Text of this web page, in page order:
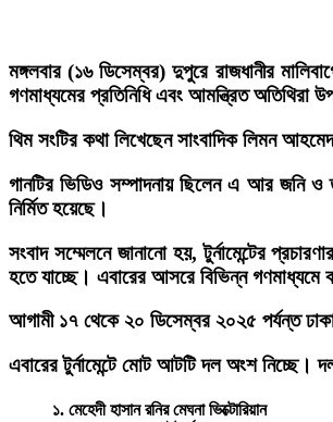
মঙ্গলবার (১৬ ডিসেম্বর) দুপুরে রাজধানীর
গণমাধ্যমের প্রতিনিধি এবং আমন্ত্রিত অতিথিরা
থিম সংটির কথা লিখেছেন সাংবাদিক লিমন
গানটির ভিডিও সম্পাদনায় ছিলেন এ আর জনি
নির্মিত হয়েছে।
সংবাদ সম্মেলনে জানানো হয়, টুর্নামেন্টের
হতে যাচ্ছে। এবারের আসরে বিভিন্ন গণমাধ্যমে
আগামী ১৭ থেকে ২০ ডিসেম্বর ২০২৫ পর্যন্ত
এবারের টুর্নামেন্টে মোট আটটি দল অংশ
১. মেহেদী হাসান রনির মেঘনা ভিক্টোরিয়ান